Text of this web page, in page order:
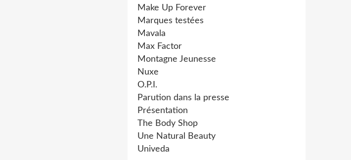
Make Up Forever
Marques testées
Mavala
Max Factor
Montagne Jeunesse
Nuxe
O.P.I.
Parution dans la presse
Présentation
The Body Shop
Une Natural Beauty
Univeda